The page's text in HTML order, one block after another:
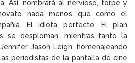
Así, nombrará al nervioso, torpe y
nada menos que como el
El idiota perfecto. El plan
se desploman, mientras tanto la
Jason Leigh, homenajeando
periodistas de la pantalla de cine